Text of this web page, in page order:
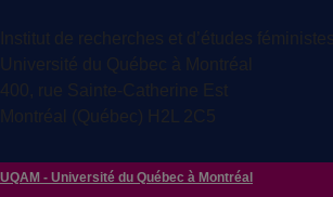
Institut de recherches et d’études féministes
Université du Québec à Montréal
400, rue Sainte-Catherine Est
Montréal (Québec) H2L 2C5
UQAM - Université du Québec à Montréal